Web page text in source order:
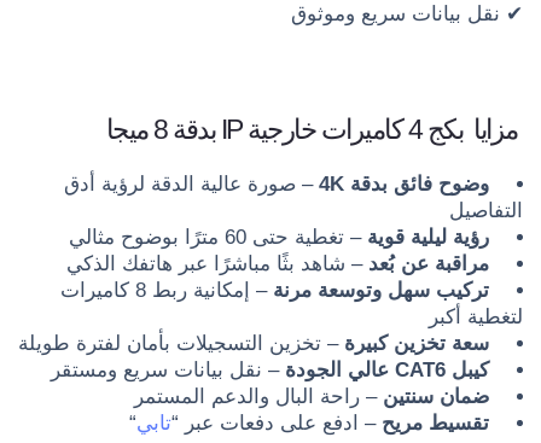
✔ نقل بيانات سريع وموثوق
مزايا بكج 4 كاميرات خارجية IP بدقة 8 ميجا
وضوح فائق بدقة 4K
– صورة عالية الدقة لرؤية أدق
التفاصيل
رؤية ليلية قوية – تغطية حتى 60 مترًا بوضوح مثالي
مراقبة عن بُعد – شاهد بثًا مباشرًا عبر هاتفك الذكي
تركيب سهل وتوسعة مرنة
– إمكانية ربط 8 كاميرات
لتغطية أكبر
سعة تخزين كبيرة – تخزين التسجيلات بأمان لفترة طويلة
كيبل CAT6 عالي الجودة
– نقل بيانات سريع ومستقر
ضمان سنتين – راحة البال والدعم المستمر
تقسيط مريح – ادفع على دفعات عبر “تابي“